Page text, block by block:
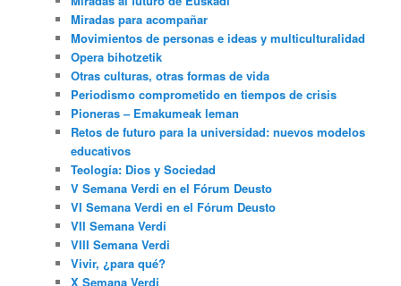
Miradas para acompañar
Movimientos de personas e ideas y multiculturalidad
Opera bihotzetik
Otras culturas, otras formas de vida
Periodismo comprometido en tiempos de crisis
Pioneras – Emakumeak leman
Retos de futuro para la universidad: nuevos modelos
educativos
Teología: Dios y Sociedad
V Semana Verdi en el Fórum Deusto
VI Semana Verdi en el Fórum Deusto
VII Semana Verdi
VIII Semana Verdi
Vivir, ¿para qué?
X Semana Verdi